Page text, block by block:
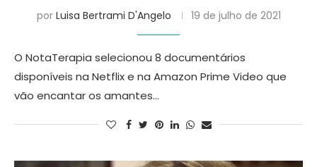
por Luisa Bertrami D'Angelo 19 de julho de 2021
O NotaTerapia selecionou 8 documentários
disponíveis na Netflix e na Amazon Prime Video que
vão encantar os amantes…